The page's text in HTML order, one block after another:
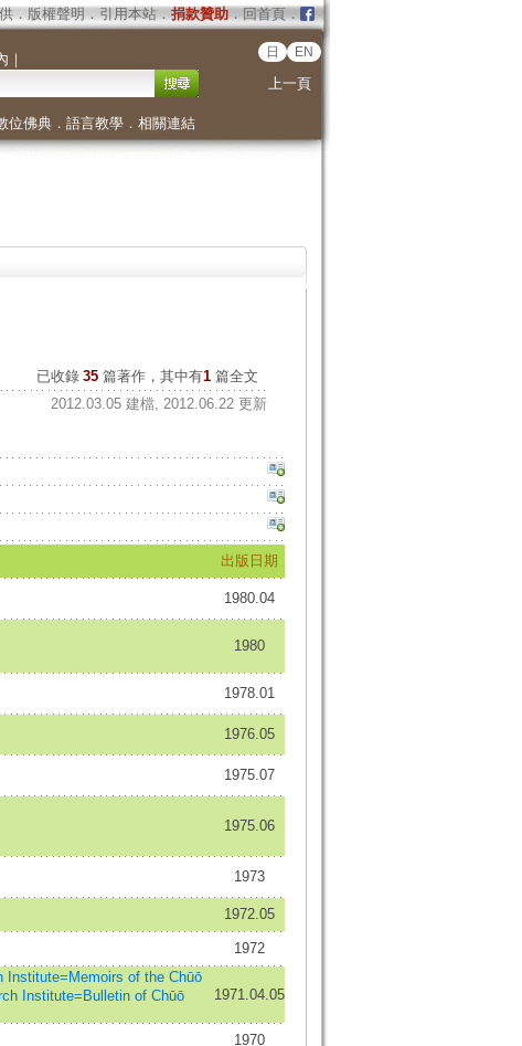
． 版權聲明 ． 引用本站． 捐款贊助．回首頁．
｜ 日 EN
上一頁
位佛典． 語言教學． 相關連結
已收錄 35 篇著作，其中有1篇全文
2012.03.05 建檔, 2012.06.22 更新
出版日期
1980.04
1980
1978.01
1976.05
1975.07
1975.06
1973
1972.05
1972
Institute=Memoirs of the Chūō
Institute=Bulletin of Chūō
1971.04.05
1970